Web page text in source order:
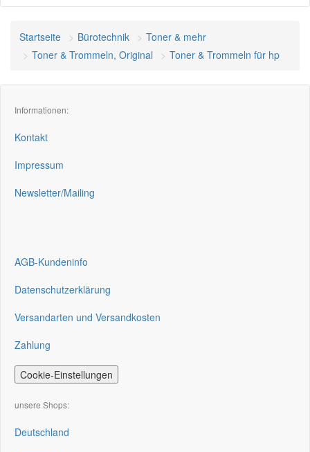
Startseite Bürotechnik
Toner & mehr
Toner & Trommeln, Original
Toner & Trommeln für hp
Informationen:
Kontakt
Impressum
Newsletter/Mailing
AGB-Kundeninfo
Datenschutzerklärung
Versandarten und Versandkosten
Zahlung
Cookie-Einstellungen
unsere Shops:
Deutschland